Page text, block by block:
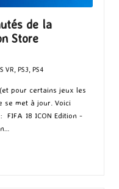
de la
Store
VR,PS3,PS4
pour certains jeux les
se met à jour. Voici
18 ICON Edition -